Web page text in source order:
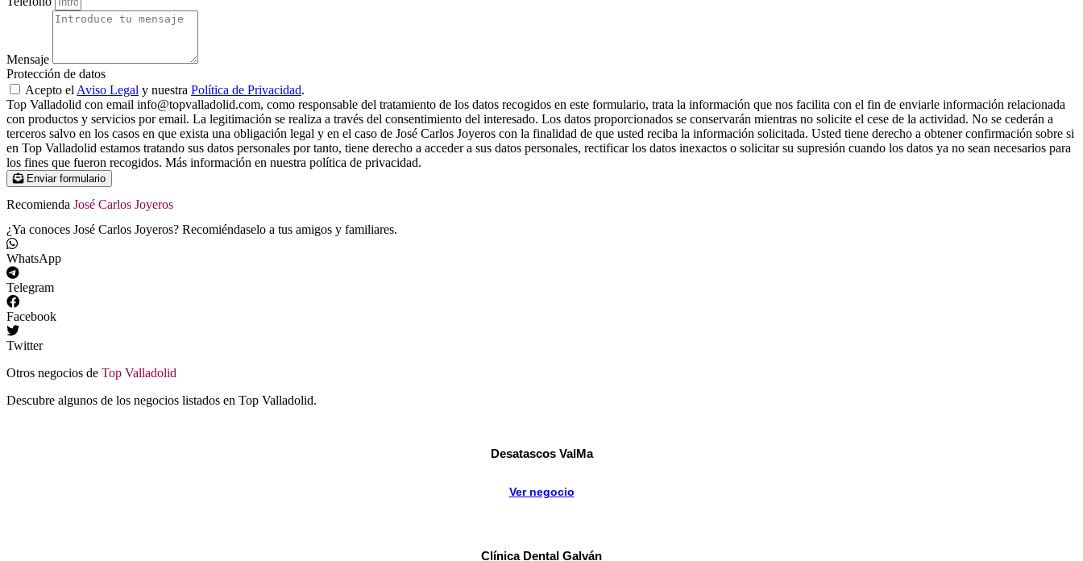
Mensaje
Protección de datos
Acepto el Aviso Legal y nuestra Política de Privacidad.
Top Valladolid con email info@topvalladolid.com, como responsable del tratamiento de los datos recogidos en este formulario, trata la información que nos facilita con el fin de enviarle información relacionada
con productos y servicios por email. La legitimación se realiza a través del consentimiento del interesado. Los datos proporcionados se conservarán mientras no solicite el cese de la actividad. No se cederán a
terceros salvo en los casos en que exista una obligación legal y en el caso de José Carlos Joyeros con la finalidad de que usted reciba la información solicitada. Usted tiene derecho a obtener confirmación sobre si
en Top Valladolid estamos tratando sus datos personales por tanto, tiene derecho a acceder a sus datos personales, rectificar los datos inexactos o solicitar su supresión cuando los datos ya no sean necesarios para
los fines que fueron recogidos. Más información en nuestra política de privacidad.
Enviar formulario
Recomienda José Carlos Joyeros
¿Ya conoces José Carlos Joyeros? Recomiéndaselo a tus amigos y familiares.
WhatsApp
Telegram
Facebook
Twitter
Otros negocios de Top Valladolid
Descubre algunos de los negocios listados en Top Valladolid.
Desatascos ValMa
Ver negocio
Clínica Dental Galván